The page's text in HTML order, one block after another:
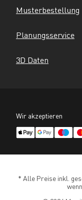
Musterbestellung
Planungsservice
3D Daten
Wir akzeptieren
* Alle Preise inkl.